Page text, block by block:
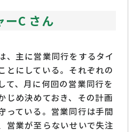
ーC さん
、主に営業同行をするタイ
とにしている。それぞれの
て、月に何回の営業同行を
じめ決めておき、その計画
っている。営業同行は手間
営業が至らないせいで失注